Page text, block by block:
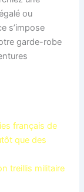
ou
s’impose
garde-robe
français de
que des
treillis militaire